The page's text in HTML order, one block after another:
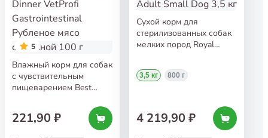
5
Влажный корм для собак
с чувствительным
пищеварением Best
Gastrointestinal Рубленое
мясо с кониной 100 г
221,90 ₽
Сухой корм для
стерилизованных собак
мелких пород Royal
Small Dog 3,5 кг
3,5 кг 800 г
4 219,90 ₽